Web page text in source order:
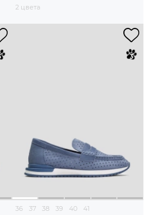
2 цвета
36 37 38 39 40 41